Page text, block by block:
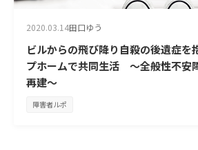
2020.03.14田口ゆう
ビルからの飛び降り自殺の後遺症を
プホームで共同生活 ～全般性不安
再建～
障害者ルポ